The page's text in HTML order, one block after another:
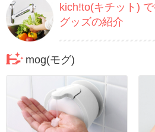
kich!to(キチット)
グッズの紹介
mog(モグ)